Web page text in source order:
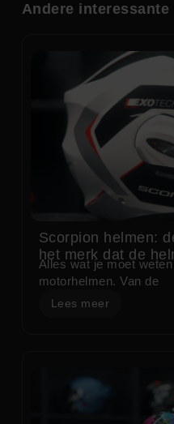
Andere
Scorpion helmen:
het merk dat de
Alles wat je moet
motorhelmen. Van de
Lees meer